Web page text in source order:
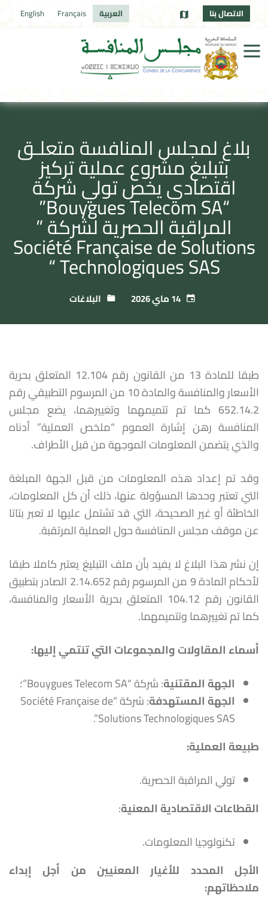
الاتصال بنا العربية Français
English
بلاغ لمجلس المنافسة متعلـق
بتبليغ مشروع عملية تركيز
اقتصادي يخص تولي شركة
“Bouygues Telecom SA”
المراقبة الحصرية لشركة ”
Société Française de Solutions
Technologiques SAS “
14 ماي 2026 البلاغات
طبقا للمادة 13 من القانون رقم 12.104 المتعلق بحرية
الأسعار والمنافسة والمادة 10 من المرسوم التطبيقي رقم
652.14.2 كما تم تتميمهما وتغييرهما، يضع مجلس
المنافسة رهن إشارة العموم “ملخص العملية” أدناه
والذي يتضمن المعلومات الموجهة من قبل الأطراف.
وقد تم إعداد هذه المعلومات من قبل الجهة المبلغة
التي تعتبر وحدها المسؤولة عنها، ذلك أن كل المعلومات،
الخاطئة أو غير الصحيحة، التي قد تشتمل عليها لا تعبر بتاتا
عن موقف مجلس المنافسة حول العملية المرتقبة.
إن نشر هذا البلاغ لا يفيد بأن ملف التبليغ يعتبر كاملا طبقا
لأحكام المادة 9 من المرسوم رقم 2.14.652 الصادر بتطبيق
القانون رقم 104.12 المتعلق بحرية الأسعار والمنافسة،
كما تم تغييرهما وتتميمهما.
أسماء المقاولات والمجموعات التي تنتمي إليها:
الجهة المقتنية: شركة “Bouygues Telecom SA”؛
الجهة المستهدفة
: شركة “Société Française de
Solutions Technologiques SAS”.
طبيعة العملية:
تولي المراقبة الحصرية.
القطاعات الاقتصادية المعنية:
تكنولوجيا المعلومات.
الأجل المحدد للأغيار المعنيين من أجل إبداء
ملاحظاتهم: